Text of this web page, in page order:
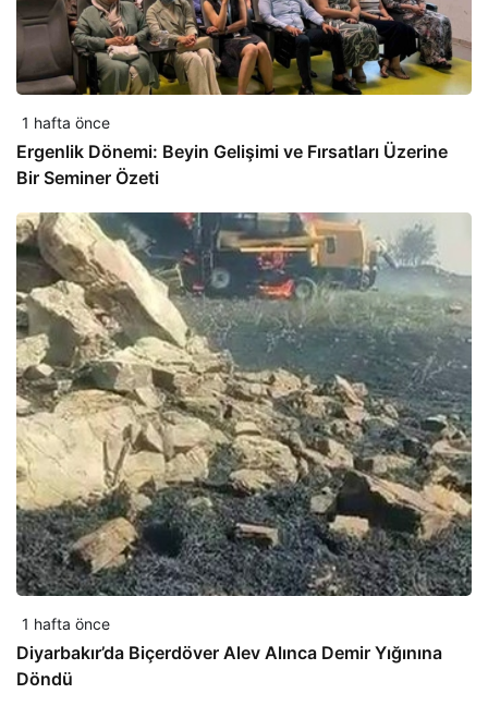
1 hafta önce
Ergenlik Dönemi: Beyin Gelişimi ve Fırsatları Üzerine
Bir Seminer Özeti
1 hafta önce
Diyarbakır’da Biçerdöver Alev Alınca Demir Yığınına
Döndü